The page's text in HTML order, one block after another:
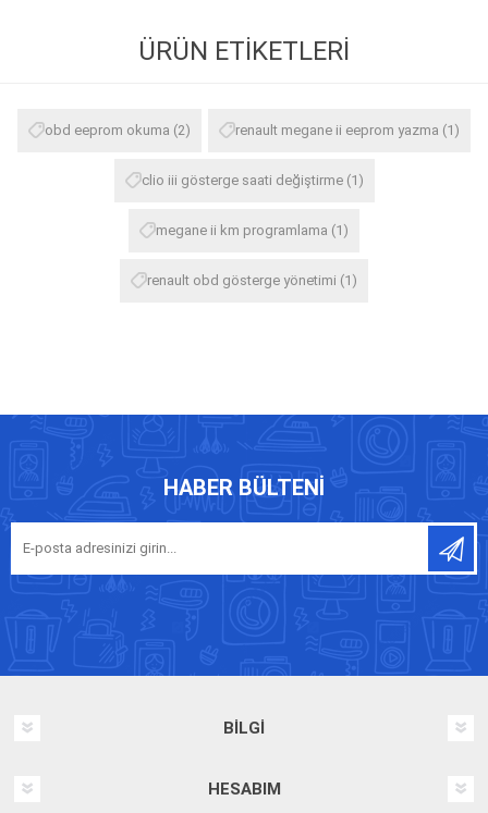
ÜRÜN ETIKETLERI
obd eeprom okuma (2) renault megane ii eeprom yazma (1)
clio iii gösterge saati değiştirme (1)
megane ii km programlama (1)
renault obd gösterge yönetimi (1)
HABER BÜLTENI
BILGI
HESABIM